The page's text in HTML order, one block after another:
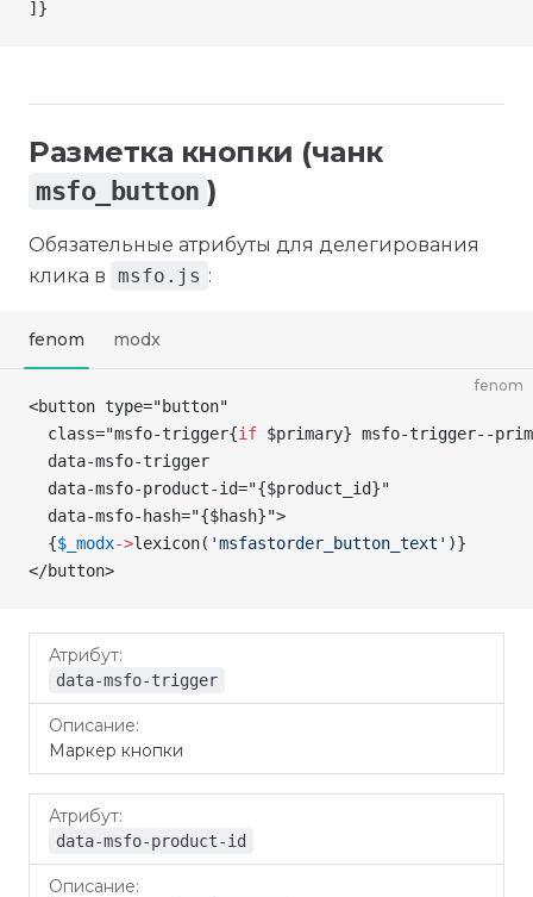
] }
Разметка кнопки (чанк
msfo_button )
Обязательные атрибуты для делегирования
клика в msfo.js :
fenom modx
fenom
<button type="button"
  class="msfo-trigger
{if $primary} msfo-trigger--
  data-msfo-trigger
  data-msfo-product-id="
{$product_id}"
  data-msfo-hash="
{$hash}">
  {
$_modx->lexicon( 'msfastorder_button_text' )}
</button>
Атрибут
data-msfo-trigger
Маркер кнопки
data-msfo-product-id